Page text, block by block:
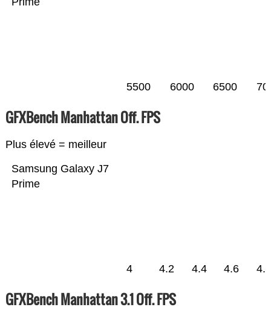
5500 6000 6500
GFXBench Manhattan Off. FPS
Plus élevé = meilleur
Samsung Galaxy J7
Prime
4 4.2 4.4 4.6 4.8
GFXBench Manhattan 3.1 Off. FPS